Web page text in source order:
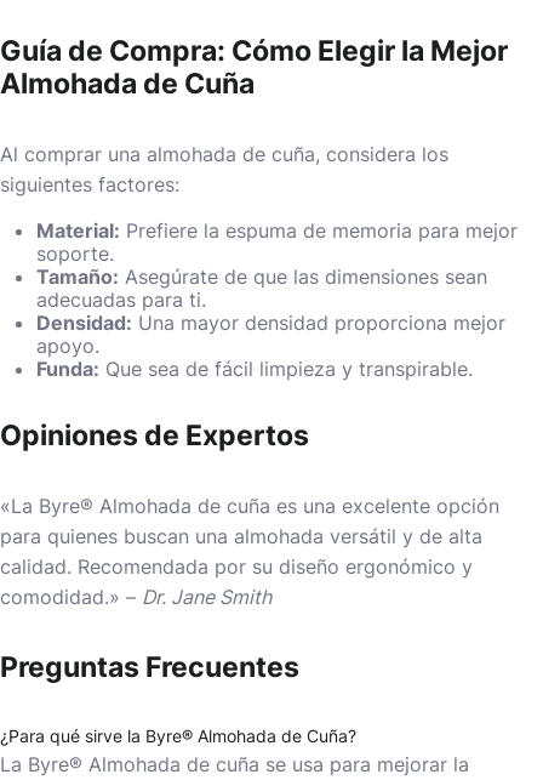
Guía de Compra: Cómo Elegir la Mejor
Almohada de Cuña
Al comprar una almohada de cuña, considera los
siguientes factores:
Material: Prefiere la espuma de memoria para mejor
soporte.
Tamaño: Asegúrate de que las dimensiones sean
adecuadas para ti.
Densidad: Una mayor densidad proporciona mejor
apoyo.
Funda: Que sea de fácil limpieza y transpirable.
Opiniones de Expertos
«La Byre® Almohada de cuña es una excelente opción
para quienes buscan una almohada versátil y de alta
calidad. Recomendada por su diseño ergonómico y
comodidad.» – Dr. Jane Smith
Preguntas Frecuentes
¿Para qué sirve la Byre® Almohada de Cuña?
La Byre® Almohada de cuña se usa para mejorar la